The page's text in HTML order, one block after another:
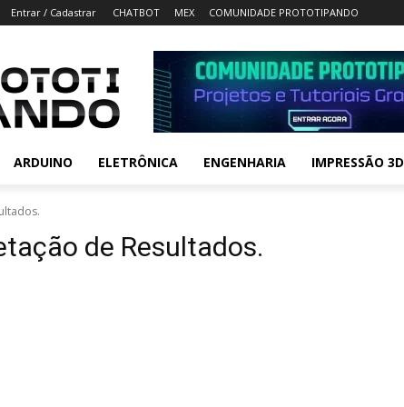
Entrar / Cadastrar CHATBOT MEX COMUNIDADE PROTOTIPANDO
ARDUINO ELETRÔNICA ENGENHARIA IMPRESSÃO 3D
de Resultados.